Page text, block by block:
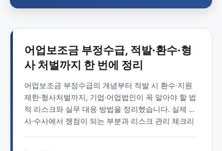
어업보조금 부정수급, 적발·환수·형
사 처벌까지 한 번에 정리
어업보조금 부정수급의 개념부터 적발 시 환수·지원
제한·형사처벌까지, 기업·어업법인이 꼭 알아야 할 법
적 리스크와 실무 대응 방법을 정리했습니다. 실제 조
사·수사에서 쟁점이 되는 부분과 리스크 관리 체크리